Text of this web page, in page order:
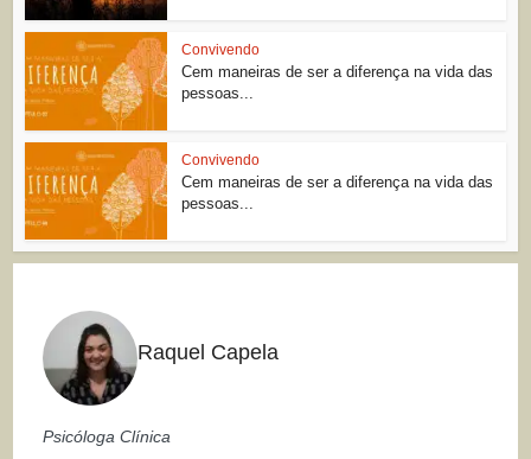
Convivendo
Cem maneiras de ser a diferença na vida das
pessoas...
Convivendo
Cem maneiras de ser a diferença na vida das
pessoas...
Raquel Capela
Psicóloga Clínica